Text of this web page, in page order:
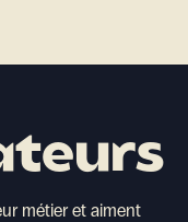
métier et aiment